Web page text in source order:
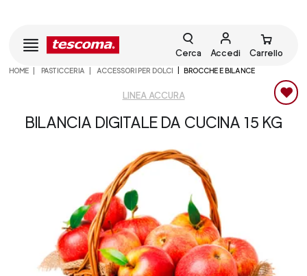
Cerca Accedi Carrello
HOME PASTICCERIA ACCESSORI PER DOLCI BROCCHE E BILANCE
LINEA ACCURA
BILANCIA DIGITALE DA CUCINA 15 KG